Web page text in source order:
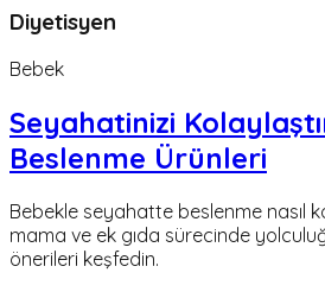
Diyetisyen
Bebek
Seyahatinizi
Beslenme Ürünleri
Bebekle seyahatte beslenme nasıl
mama ve ek gıda sürecinde
önerileri keşfedin.